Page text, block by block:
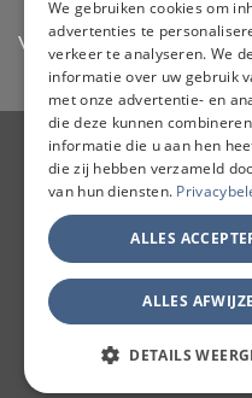
Vertrouwd door
Visa PayPal
IDeal
JAPANSE MESSEN
THERMOMIX
TAFELMESSEN &
Copyright 2026 © CHEF
We gebruiken cookies om
advertenties te
verkeer te analyseren. We
informatie over uw gebruik
met onze advertentie- en
die deze kunnen
informatie die u aan hen
die zij hebben verzameld
van hun diensten.
ALLES
ALLES
DETAILS